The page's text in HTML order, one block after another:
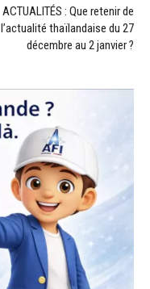
ACTUALITÉS : Que retenir de
l’actualité thaïlandaise du 27
décembre au 2 janvier ?